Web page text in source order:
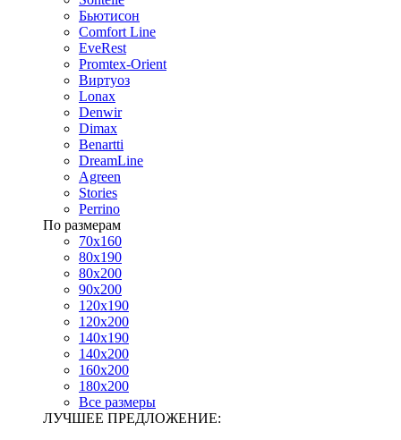
Бьютисон
Comfort Line
EveRest
Promtex-Orient
Виртуоз
Lonax
Denwir
Dimax
Benartti
DreamLine
Agreen
Stories
Perrino
По размерам
70х160
80х190
80х200
90х200
120х190
120х200
140х190
140х200
160х200
180х200
Все размеры
ЛУЧШЕЕ ПРЕДЛОЖЕНИЕ: